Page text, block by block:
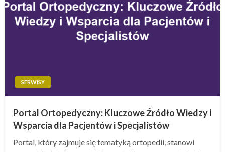
SERWISY
Portal Ortopedyczny: Kluczowe Źródło Wiedzy i
Wsparcia dla Pacjentów i Specjalistów
Portal, który zajmuje się tematyką ortopedii, stanowi